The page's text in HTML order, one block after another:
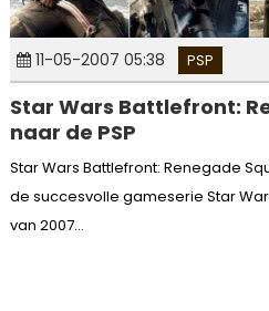
11-05-2007 05:38 PSP
Star Wars Battlefront:
naar de PSP
Star Wars Battlefront: Renegade
de succesvolle gameserie Star
van 2007...